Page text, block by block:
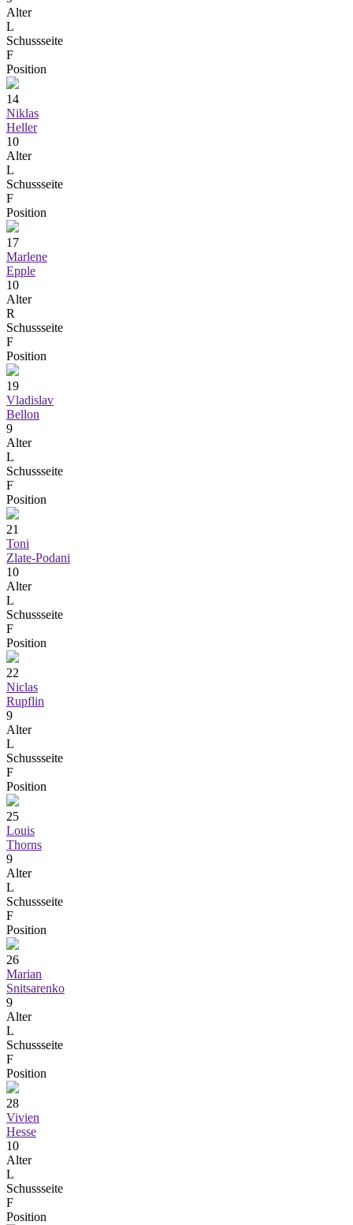
Alter
L
Schussseite
F
Position
14
Niklas
Heller
10
Alter
L
Schussseite
F
Position
17
Marlene
Epple
10
Alter
R
Schussseite
F
Position
19
Vladislav
Bellon
9
Alter
L
Schussseite
F
Position
21
Toni
Zlate-Podani
10
Alter
L
Schussseite
F
Position
22
Niclas
Rupflin
9
Alter
L
Schussseite
F
Position
25
Louis
Thorns
9
Alter
L
Schussseite
F
Position
26
Marian
Snitsarenko
9
Alter
L
Schussseite
F
Position
28
Vivien
Hesse
10
Alter
L
Schussseite
F
Position